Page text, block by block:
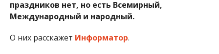
праздников нет, но есть Всемирный,
Международный и народный.
О них расскажет Информатор.